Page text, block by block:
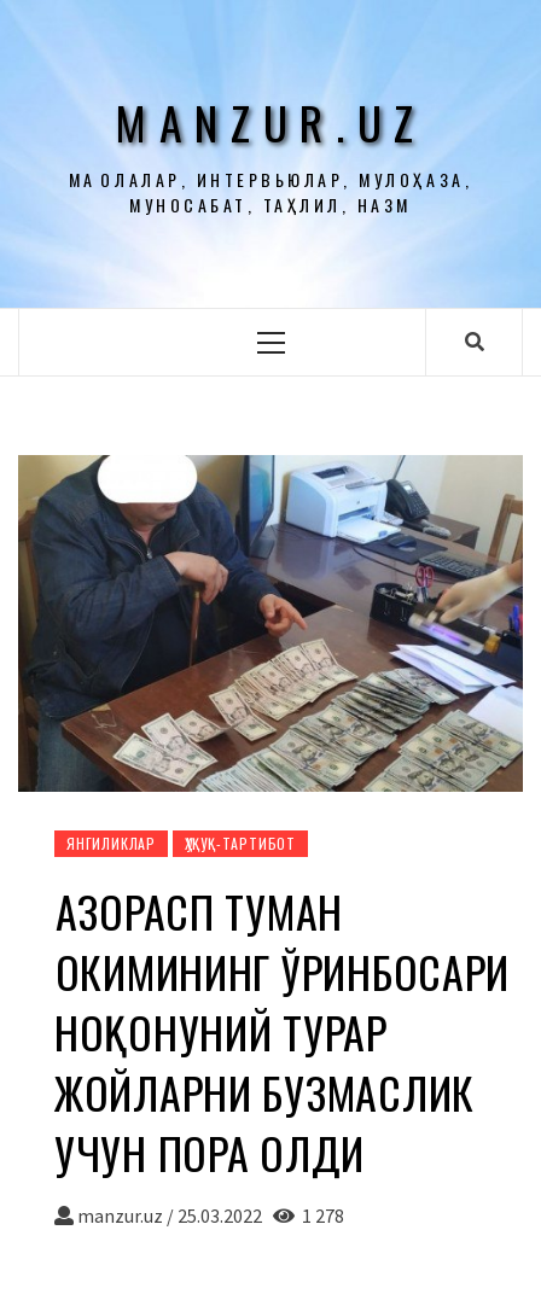
MANZUR.UZ
МАҚОЛАЛАР, ИНТЕРВЬЮЛАР, МУЛОҲАЗА,
МУНОСАБАТ, ТАҲЛИЛ, НАЗМ
меню
ЯНГИЛИКЛАР ҲУҚУҚ-ТАРТИБОТ
ҲАЗОРАСП ТУМАН
ҲОКИМИНИНГ ЎРИНБОСАРИ
НОҚОНУНИЙ ТУРАР
ЖОЙЛАРНИ БУЗМАСЛИК
УЧУН ПОРА ОЛДИ
manzur.uz / 25.03.2022 1 278